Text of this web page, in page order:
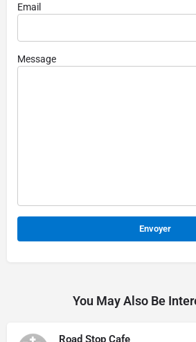
Email
Message
You May Also Be
Road Stop Cafe